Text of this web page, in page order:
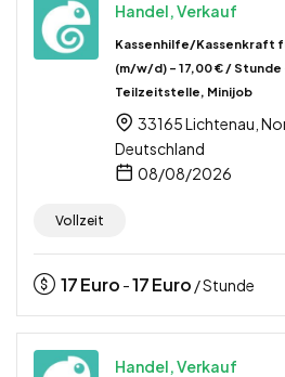
Handel, Verkauf
Kassenhilfe/Kassenkraft
(m/w/d) – 17,00 € /
Teilzeitstelle, Minijob
33165 Lichtenau,
Deutschland
08/08/2026
Vollzeit
17Euro -17Euro / Stunde
Handel, Verkauf